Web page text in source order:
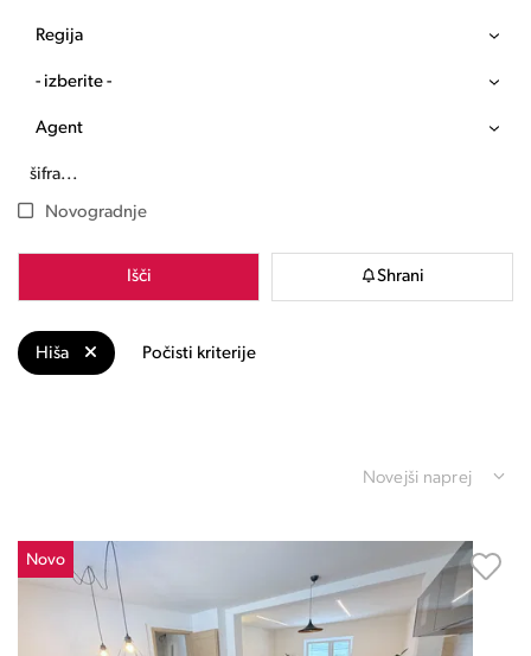
Regija
- izberite -
Agent
Novogradnje
Išči Shrani
Hiša Počisti kriterije
Novejši naprej
Novo